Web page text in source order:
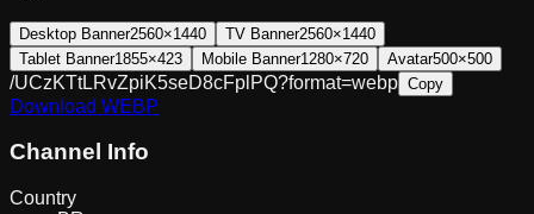
Desktop Banner2560×1440 TV Banner2560×1440
Tablet Banner1855×423 Mobile Banner1280×720 Avatar500×500
/UCzKTtLRvZpiK5seD8cFplPQ?format=webp Copy
Download WEBP
Channel Info
Country